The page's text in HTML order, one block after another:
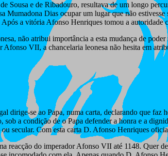
Sousa e de Ribadouro, resultava de um longo
Mumadona Dias ocupar um lugar que não
a vitória Afonso Henriques tomou a autoridade
não atribui importância a esta mudança de
VII, a chancelaria leonesa não hesita em
dirige-se ao Papa, numa carta, declarando que faz
sob a condição de o Papa defender a honra e a
secular. Com esta carta D. Afonso Henriques
reacção do imperador Afonso VII até 1148. Quer